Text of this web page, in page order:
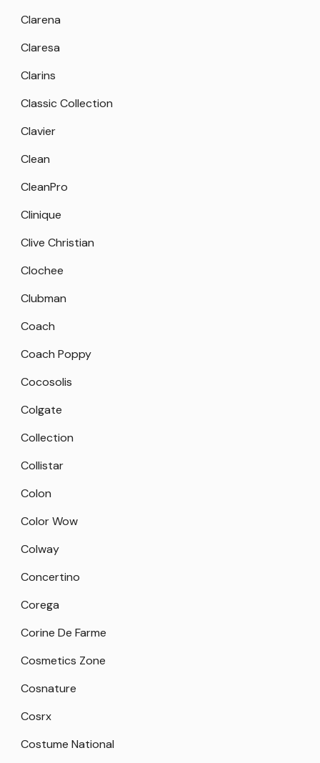
Clarena
Claresa
Clarins
Classic Collection
Clavier
Clean
CleanPro
Clinique
Clive Christian
Clochee
Clubman
Coach
Coach Poppy
Cocosolis
Colgate
Collection
Collistar
Colon
Color Wow
Colway
Concertino
Corega
Corine De Farme
Cosmetics Zone
Cosnature
Cosrx
Costume National